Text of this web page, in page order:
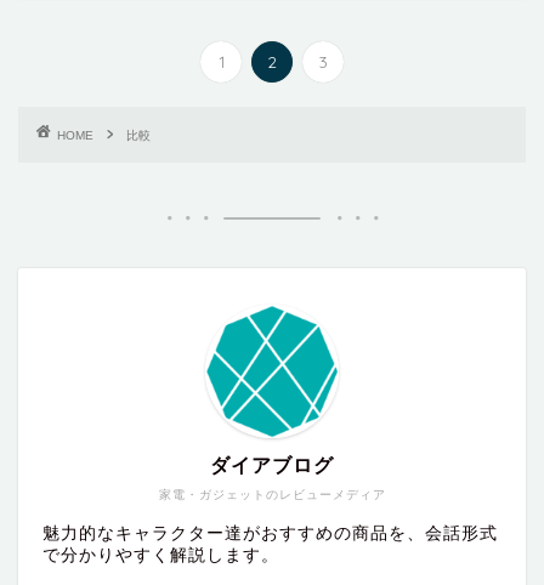
1 2 3
HOME 比較
家電・ガジェットのレビューメディア
ダイアブログ
魅力的なキャラクター達がおすすめの商品を、会話形式
で分かりやすく解説します。